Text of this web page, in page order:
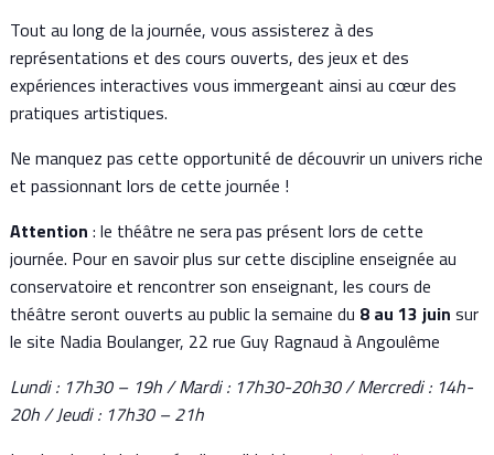
Tout au long de la journée, vous assisterez à des
représentations et des cours ouverts, des jeux et des
expériences interactives vous immergeant ainsi au cœur des
pratiques artistiques.
Ne manquez pas cette opportunité de découvrir un univers riche
et passionnant lors de cette journée !
Attention : le théâtre ne sera pas présent lors de cette
journée. Pour en savoir plus sur cette discipline enseignée au
conservatoire et rencontrer son enseignant, les cours de
théâtre seront ouverts au public la semaine du 8 au 13 juin sur
le site Nadia Boulanger, 22 rue Guy Ragnaud à Angoulême
Lundi : 17h30 – 19h / Mardi : 17h30-20h30 / Mercredi : 14h-
20h / Jeudi : 17h30 – 21h